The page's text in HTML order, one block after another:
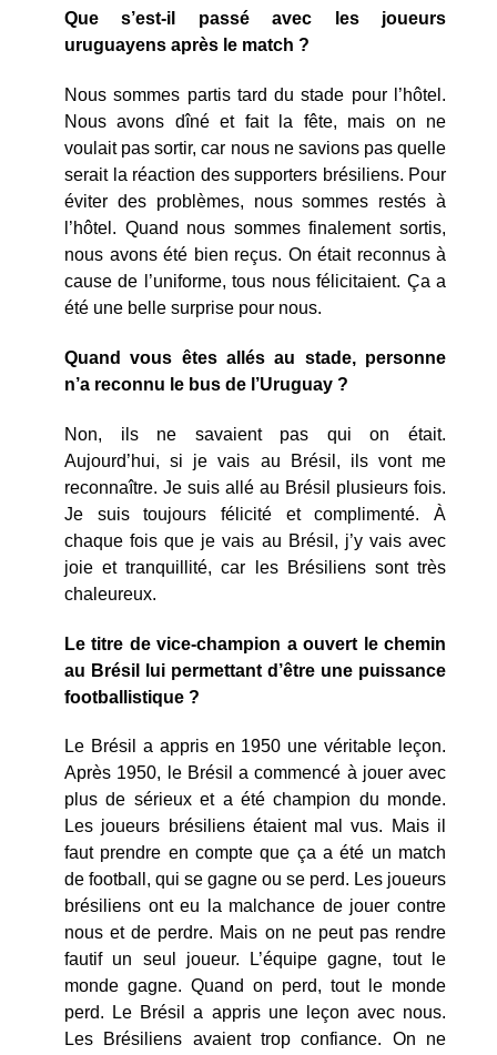
Que s’est-il passé avec les joueurs
uruguayens après le match ?
Nous sommes partis tard du stade pour l’hôtel.
Nous avons dîné et fait la fête, mais on ne
voulait pas sortir, car nous ne savions pas quelle
serait la réaction des supporters brésiliens. Pour
éviter des problèmes, nous sommes restés à
l’hôtel. Quand nous sommes finalement sortis,
nous avons été bien reçus. On était reconnus à
cause de l’uniforme, tous nous félicitaient. Ça a
été une belle surprise pour nous.
Quand vous êtes allés au stade, personne
n’a reconnu le bus de l’Uruguay ?
Non, ils ne savaient pas qui on était.
Aujourd’hui, si je vais au Brésil, ils vont me
reconnaître. Je suis allé au Brésil plusieurs fois.
Je suis toujours félicité et complimenté. À
chaque fois que je vais au Brésil, j’y vais avec
joie et tranquillité, car les Brésiliens sont très
chaleureux.
Le titre de vice-champion a ouvert le chemin
au Brésil lui permettant d’être une puissance
footballistique ?
Le Brésil a appris en 1950 une véritable leçon.
Après 1950, le Brésil a commencé à jouer avec
plus de sérieux et a été champion du monde.
Les joueurs brésiliens étaient mal vus. Mais il
faut prendre en compte que ça a été un match
de football, qui se gagne ou se perd. Les joueurs
brésiliens ont eu la malchance de jouer contre
nous et de perdre. Mais on ne peut pas rendre
fautif un seul joueur. L’équipe gagne, tout le
monde gagne. Quand on perd, tout le monde
perd. Le Brésil a appris une leçon avec nous.
Les Brésiliens avaient trop confiance. On ne